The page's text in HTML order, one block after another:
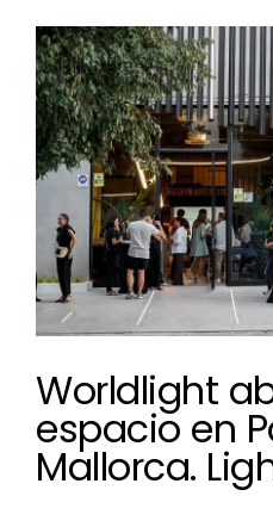
Ver
imagen
más
grande
Worldlight
espacio en
Mallorca.